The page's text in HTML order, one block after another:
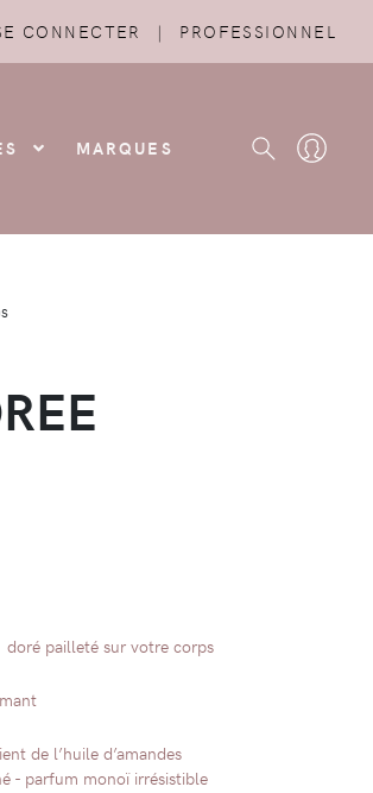
CONNECTER | PROFESSIONNEL
MARQUES
doré pailleté sur votre corps
de l’huile d’amandes
- parfum monoï irrésistible